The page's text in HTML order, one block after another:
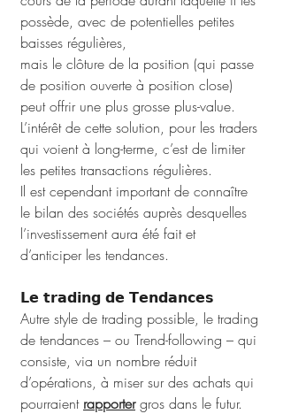
possède, avec de potentielles petites
baisses régulières,
mais le clôture de la position (qui passe
de position ouverte à position close)
peut offrir une plus grosse plus-value.
L’intérêt de cette solution, pour les traders
qui voient à long-terme, c’est de limiter
les petites transactions régulières.
Il est cependant important de connaître
le bilan des sociétés auprès desquelles
l’investissement aura été fait et
d’anticiper les tendances.
𝗟𝗲 𝘁𝗿𝗮𝗱𝗶𝗻𝗴 𝗱𝗲 𝗧𝗲𝗻𝗱𝗮𝗻𝗰𝗲𝘀
Autre style de trading possible, le trading
de tendances – ou Trend-following – qui
consiste, via un nombre réduit
d’opérations, à miser sur des achats qui
pourraient rapporter gros dans le futur.